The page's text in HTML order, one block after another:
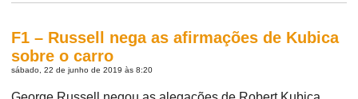
F1 – Russell nega as afirmações de Kubica
sobre o carro
sábado, 22 de junho de 2019 às 8:20